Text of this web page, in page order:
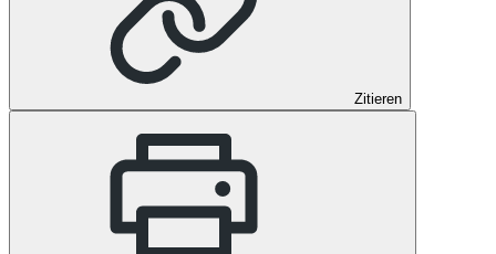
Zitieren